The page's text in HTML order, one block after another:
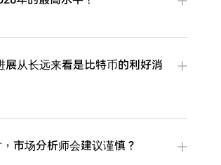
从长远来看是比特币的利好消
市场分析师会建议谨慎？